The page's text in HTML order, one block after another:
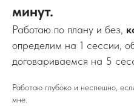
минут.
Работаю по плану и без,
определим на 1 сессии,
договариваемся на 5
Работаю глубоко и неспешно,
мне.